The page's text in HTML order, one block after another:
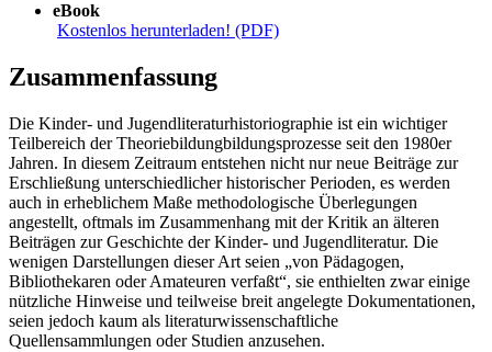
eBook
Kostenlos herunterladen! (PDF)
Zusammenfassung
Die Kinder- und Jugendliteraturhistoriographie ist ein wichtiger
Teilbereich der Theoriebildungbildungsprozesse seit den 1980er
Jahren. In diesem Zeitraum entstehen nicht nur neue Beiträge zur
Erschließung unterschiedlicher historischer Perioden, es werden
auch in erheblichem Maße methodologische Überlegungen
angestellt, oftmals im Zusammenhang mit der Kritik an älteren
Beiträgen zur Geschichte der Kinder- und Jugendliteratur. Die
wenigen Darstellungen dieser Art seien „von Pädagogen,
Bibliothekaren oder Amateuren verfaßt“, sie enthielten zwar einige
nützliche Hinweise und teilweise breit angelegte Dokumentationen,
seien jedoch kaum als literaturwissenschaftliche
Quellensammlungen oder Studien anzusehen.